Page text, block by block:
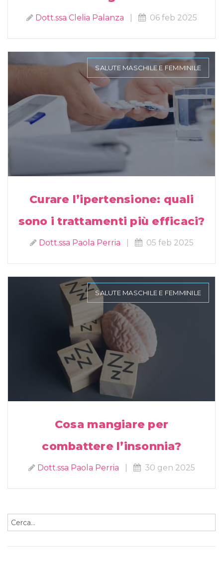
Dott.ssa Clelia Palanza 06 feb 2025
SALUTE MASCHILE E FEMMINILE
Curare l’ipertensione: quali
sono i trattamenti più efficaci?
Dott.ssa Paola Perria 05 feb 2025
SALUTE MASCHILE E FEMMINILE
Cosa mangiare per
combattere l’insonnia?
Dott.ssa Paola Perria 30 gen 2025